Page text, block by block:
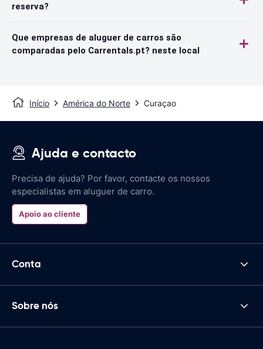
reserva?
Que empresas de aluguer de carros são
comparadas pelo Carrentals.pt? neste local
Início América do Norte Curaçao
Ajuda e contacto
Precisa de ajuda? Por favor, contacte os nossos
especialistas em aluguer de carro.
Apoio ao cliente
Conta
Sobre nós